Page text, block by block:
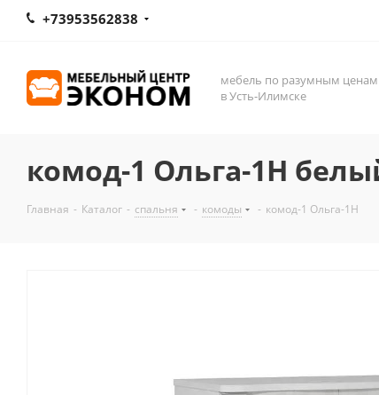
+73953562838
мебель по разумным ценам
в Усть-Илимске
комод-1 Ольга-1Н
Главная - Каталог - спальня - комоды - комод-1 Ольга-1Н